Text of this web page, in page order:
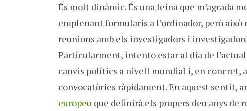
És molt dinàmic. És una feina que m’agrada
emplenant formularis a l’ordinador, però
reunions amb els investigadors i
Particularment, intento estar al dia de
canvis polítics a nivell mundial i, en concret,
convocatòries ràpidament. En aquest sentit,
europeu que definirà els propers deu anys de